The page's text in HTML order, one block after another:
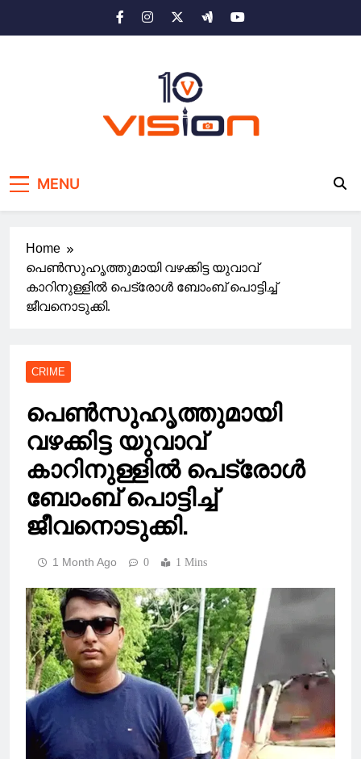
MENU
Home
പെൺസുഹൃത്തുമായി വഴക്കിട്ട യുവാവ്
കാറിനുള്ളിൽ പെട്രോൾ ബോംബ് പൊട്ടിച്ച്
ജീവനൊടുക്കി.
CRIME
പെൺസുഹൃത്തുമായി
വഴക്കിട്ട യുവാവ്
കാറിനുള്ളിൽ പെട്രോൾ
ബോംബ് പൊട്ടിച്ച്
ജീവനൊടുക്കി.
1 Month Ago 0 1 Mins